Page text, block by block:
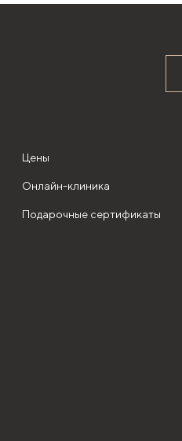
Цены
Онлайн-клиника
Подарочные сертификаты